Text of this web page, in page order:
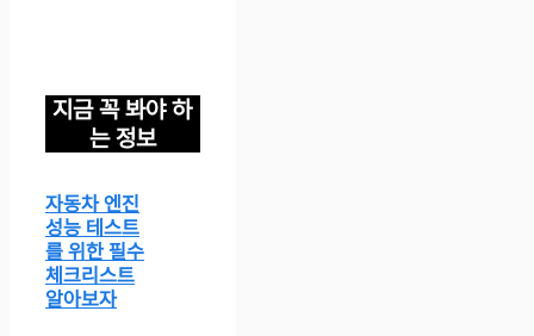
지금 꼭 봐야 하
는 정보
자동차 엔진
성능 테스트
를 위한 필수
체크리스트
알아보자